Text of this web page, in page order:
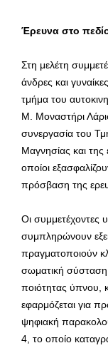
Έρευνα στο
Στη μελέτη
άνδρες και
τμήμα του
Μ. Μοναστήρι
συνεργασία του
Μαγνησίας και της
οποίοι
πρόσβαση της
Οι συμμετέχοντες
συμπληρώνουν
πραγματοποιούν
σωματική σύσταση,
ποιότητας ύπνου,
εφαρμόζεται για
ψηφιακή
4, το οποίο